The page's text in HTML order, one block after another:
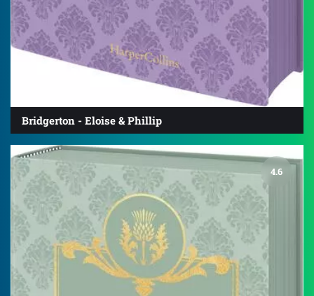
Bridgerton - Eloise & Phillip
4.6